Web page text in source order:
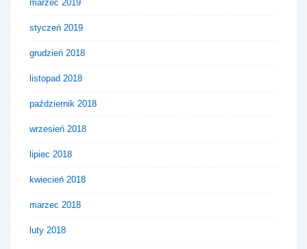
marzec 2019
styczeń 2019
grudzień 2018
listopad 2018
październik 2018
wrzesień 2018
lipiec 2018
kwiecień 2018
marzec 2018
luty 2018